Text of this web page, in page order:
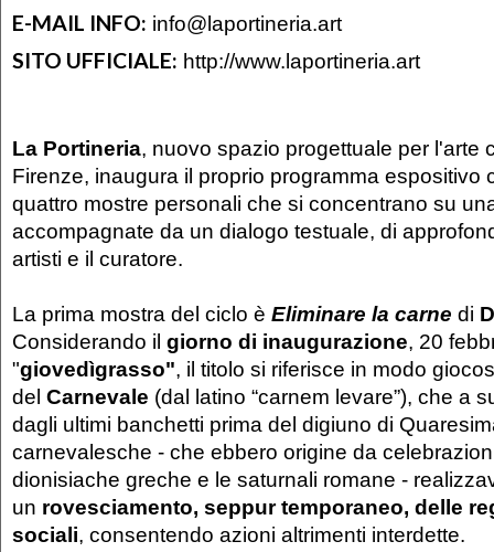
E-MAIL INFO: info@laportineria.art
SITO UFFICIALE: http://www.laportineria.art
La Portineria, nuovo spazio progettuale per l'arte
Firenze, inaugura il proprio programma espositivo
quattro mostre personali che si concentrano su
accompagnate da un dialogo testuale, di
artisti e il curatore.
La prima mostra del ciclo è Eliminare la carne di
Considerando il giorno di inaugurazione, 20
"giovedìgrasso", il titolo si riferisce in modo
del Carnevale (dal latino “carnem levare”), che a
dagli ultimi banchetti prima del digiuno di
carnevalesche - che ebbero origine da
dionisiache greche e le saturnali romane -
un rovesciamento, seppur temporaneo, delle
sociali, consentendo azioni altrimenti interdette.